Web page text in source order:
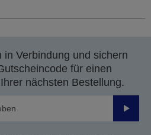
in Verbindung und sichern
für einen
nächsten Bestellung.